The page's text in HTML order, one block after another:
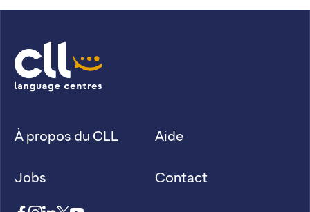
À propos du CLL
Jobs
Aide
Contact